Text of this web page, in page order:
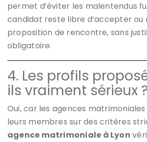
permet d’éviter les malentendus
candidat reste libre d’accepter ou
proposition de rencontre, sans
obligatoire.
4. Les profils
ils vraiment sérieux
Oui, car les agences
leurs membres sur des critères
agence matrimoniale à Lyon